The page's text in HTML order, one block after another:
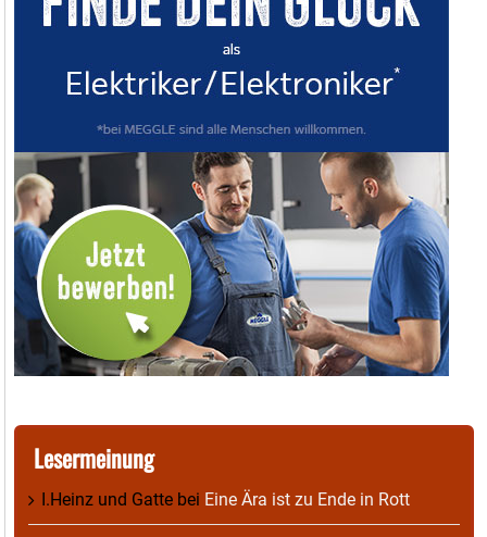
Lesermeinung
I.Heinz und Gatte bei Eine Ära ist zu Ende in Rott